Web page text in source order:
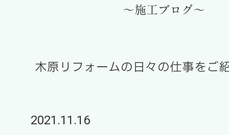
～施工ブログ～
木原リフォームの日々の仕事をご
2021.11.16